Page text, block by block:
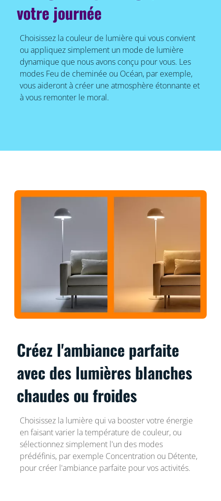
votre journée
Choisissez la couleur de lumière qui vous convient
ou appliquez simplement un mode de lumière
dynamique que nous avons conçu pour vous. Les
modes Feu de cheminée ou Océan, par exemple,
vous aideront à créer une atmosphère étonnante et
à vous remonter le moral.
Créez l'ambiance parfaite
avec des lumières blanches
chaudes ou froides
Choisissez la lumière qui va booster votre énergie
en faisant varier la température de couleur, ou
sélectionnez simplement l'un des modes
prédéfinis, par exemple Concentration ou Détente,
pour créer l'ambiance parfaite pour vos activités.